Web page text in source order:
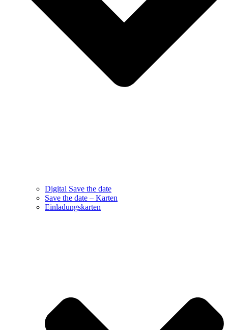
Digital Save the date
Save the date – Karten
Einladungskarten